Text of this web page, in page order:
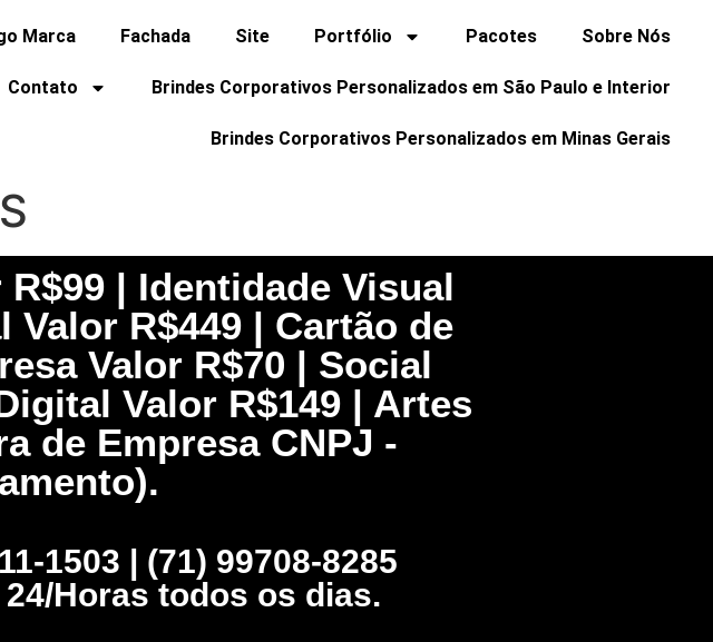
Marca Fachada Site Portfólio Pacotes Sobre Nós
Contato Brindes Corporativos Personalizados em São Paulo e Interior
Brindes Corporativos Personalizados em Minas Gerais
| Identidade Visual
R$449 | Cartão de
Valor R$70 | Social
Valor R$149 | Artes
de Empresa CNPJ -
1503 | (71) 99708-8285
Horas todos os dias.